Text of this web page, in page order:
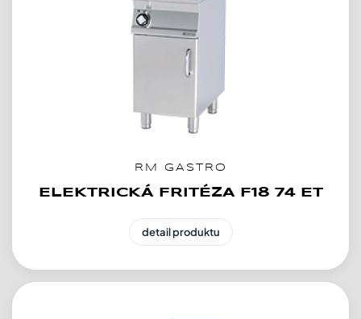
RM GASTRO
ELEKTRICKÁ FRITÉZA F18 74 ET
detail produktu